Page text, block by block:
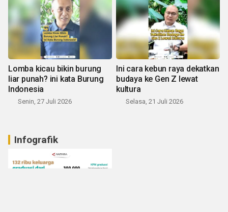
Lomba kicau bikin burung
liar punah? ini kata Burung
Indonesia
Senin, 27 Juli 2026
Ini cara kebun raya dekatkan
budaya ke Gen Z lewat
kultura
Selasa, 21 Juli 2026
Infografik